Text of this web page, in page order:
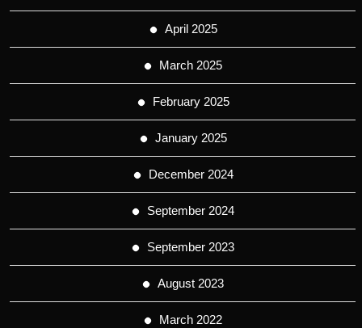
April 2025
March 2025
February 2025
January 2025
December 2024
September 2024
September 2023
August 2023
March 2022